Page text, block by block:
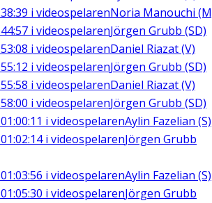
38:39 i videospelarenNoria Manouchi
44:57 i videospelarenJörgen Grubb (SD)
53:08 i videospelarenDaniel Riazat (V)
55:12 i videospelarenJörgen Grubb (SD)
55:58 i videospelarenDaniel Riazat (V)
58:00 i videospelarenJörgen Grubb (SD)
01:00:11 i videospelarenAylin Fazelian (S)
01:02:14i videospelarenJörgen Grubb
01:03:56 i videospelarenAylin Fazelian (S)
01:05:30 i videospelarenJörgen Grubb